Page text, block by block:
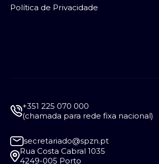
Política de Privacidade
+351 225 070 000
(chamada para rede fixa nacional)
secretariado@spzn.pt
Rua Costa Cabral 1035
4249-005 Porto